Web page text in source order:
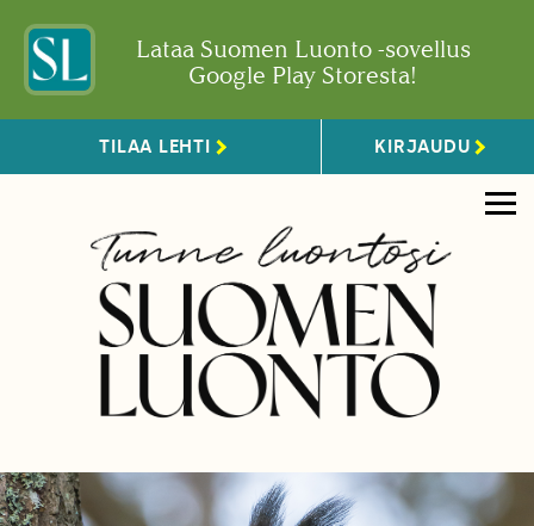
Lataa Suomen Luonto -sovellus
Google Play Storesta!
TILAA LEHTI KIRJAUDU